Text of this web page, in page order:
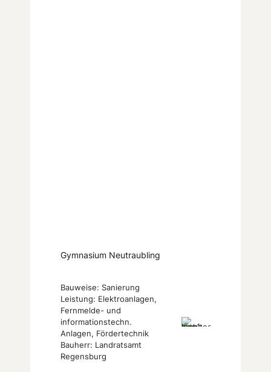
Gymnasium Neutraubling
Bauweise: Sanierung
Leistung: Elektroanlagen,
Fernmelde- und
informationstechn.
Anlagen, Fördertechnik
Bauherr: Landratsamt
Regensburg